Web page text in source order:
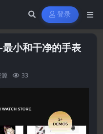
登录
小和干净的手表
源 33